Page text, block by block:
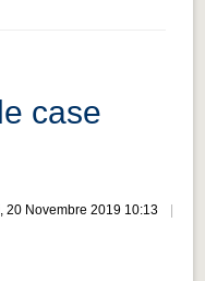
case
20 Novembre 2019 10:13